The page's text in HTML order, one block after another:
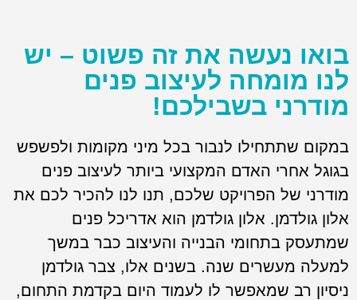
בואו נעשה את זה פשוט – יש
לנו מומחה לעיצוב פנים
מודרני בשבילכם!
במקום שתתחילו לנבור בכל מיני מקומות ולפשפש
בגוגל אחרי האדם המקצועי ביותר לעיצוב פנים
מודרני של הפרויקט שלכם, תנו לנו להכיר לכם את
אלון גולדמן. אלון גולדמן הוא אדריכל פנים
שמתעסק בתחומי הבנייה והעיצוב כבר במשך
למעלה מעשרים שנה. בשנים אלו, צבר גולדמן
ניסיון רב שמאפשר לו לעמוד היום בקדמת התחום,